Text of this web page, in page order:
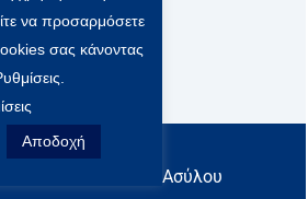
b
e
All rights reserved
Μετανάστευσης & Ασύλου
να προσαρμόσετε
σας κάνοντας
Αποδοχή